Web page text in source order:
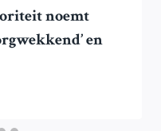
noemt
en